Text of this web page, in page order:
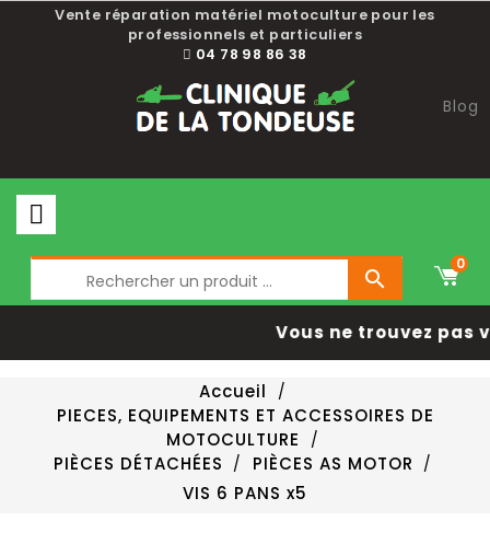
Vente réparation matériel motoculture pour les
professionnels et particuliers
04 78 98 86 38
Blog

0
Vous ne trouvez pas
Accueil
PIECES, EQUIPEMENTS ET ACCESSOIRES DE
MOTOCULTURE
PIÈCES DÉTACHÉES
PIÈCES AS MOTOR
VIS 6 PANS x5